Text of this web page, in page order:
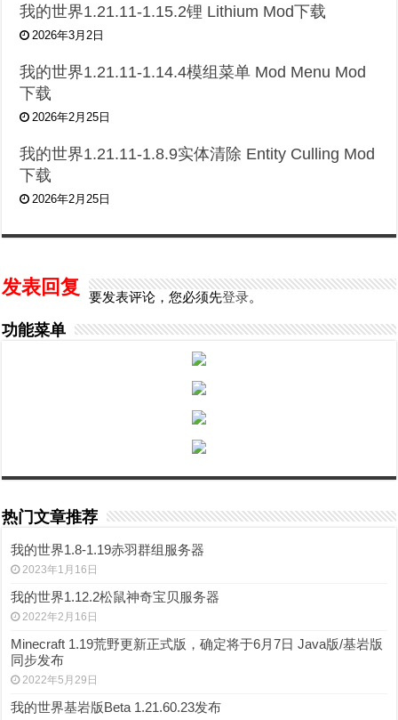
我的世界1.21.11-1.15.2锂 Lithium Mod下载
2026年3月2日
我的世界1.21.11-1.14.4模组菜单 Mod Menu Mod
下载
2026年2月25日
我的世界1.21.11-1.8.9实体清除 Entity Culling Mod
下载
2026年2月25日
发表回复 要发表评论，您必须先登录。
功能菜单
热门文章推荐
我的世界1.8-1.19赤羽群组服务器
2023年1月16日
我的世界1.12.2松鼠神奇宝贝服务器
2022年2月16日
Minecraft 1.19荒野更新正式版，确定将于6月7日 Java版/基岩版
同步发布
2022年5月29日
我的世界基岩版Beta 1.21.60.23发布